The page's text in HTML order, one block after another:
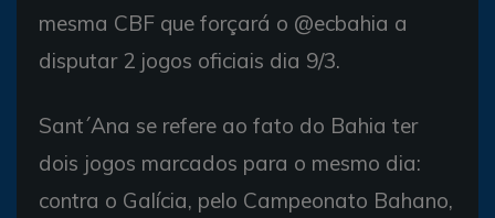
mesma CBF que forçará o @ecbahia a
disputar 2 jogos oficiais dia 9/3.
Sant´Ana se refere ao fato do Bahia ter
dois jogos marcados para o mesmo dia:
contra o Galícia, pelo Campeonato Bahano,